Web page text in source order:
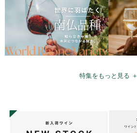
特集をもっと見る ＋